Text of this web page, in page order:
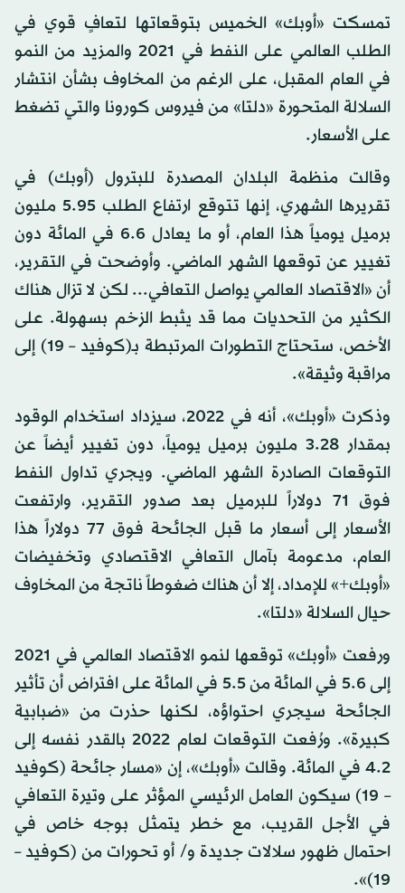
تمسكت «أوبك» الخميس بتوقعاتها لتعافٍ قوي في
الطلب العالمي على النفط في 2021 والمزيد من النمو
في العام المقبل، على الرغم من المخاوف بشأن انتشار
السلالة المتحورة «دلتا» من فيروس كورونا والتي تضغط
على الأسعار.
وقالت منظمة البلدان المصدرة للبترول (أوبك) في
تقريرها الشهري، إنها تتوقع ارتفاع الطلب 5.95 مليون
برميل يومياً هذا العام، أو ما يعادل 6.6 في المائة دون
تغيير عن توقعها الشهر الماضي. وأوضحت في التقرير،
أن «الاقتصاد العالمي يواصل التعافي... لكن لا تزال هناك
الكثير من التحديات مما قد يثبط الزخم بسهولة. على
الأخص، ستحتاج التطورات المرتبطة بـ(كوفيد – 19) إلى
مراقبة وثيقة».
وذكرت «أوبك»، أنه في 2022، سيزداد استخدام الوقود
بمقدار 3.28 مليون برميل يومياً، دون تغيير أيضاً عن
التوقعات الصادرة الشهر الماضي. ويجري تداول النفط
فوق 71 دولاراً للبرميل بعد صدور التقرير، وارتفعت
الأسعار إلى أسعار ما قبل الجائحة فوق 77 دولاراً هذا
العام، مدعومة بآمال التعافي الاقتصادي وتخفيضات
«أوبك+» للإمداد، إلا أن هناك ضغوطاً ناتجة من المخاوف
حيال السلالة «دلتا».
ورفعت «أوبك» توقعها لنمو الاقتصاد العالمي في 2021
إلى 5.6 في المائة من 5.5 في المائة على افتراض أن تأثير
الجائحة سيجري احتواؤه، لكنها حذرت من «ضبابية
كبيرة». ورُفعت التوقعات لعام 2022 بالقدر نفسه إلى
4.2 في المائة. وقالت «أوبك»، إن «مسار جائحة (كوفيد
– 19) سيكون العامل الرئيسي المؤثر على وتيرة التعافي
في الأجل القريب، مع خطر يتمثل بوجه خاص في
احتمال ظهور سلالات جديدة و/ أو تحورات من (كوفيد –
19)».